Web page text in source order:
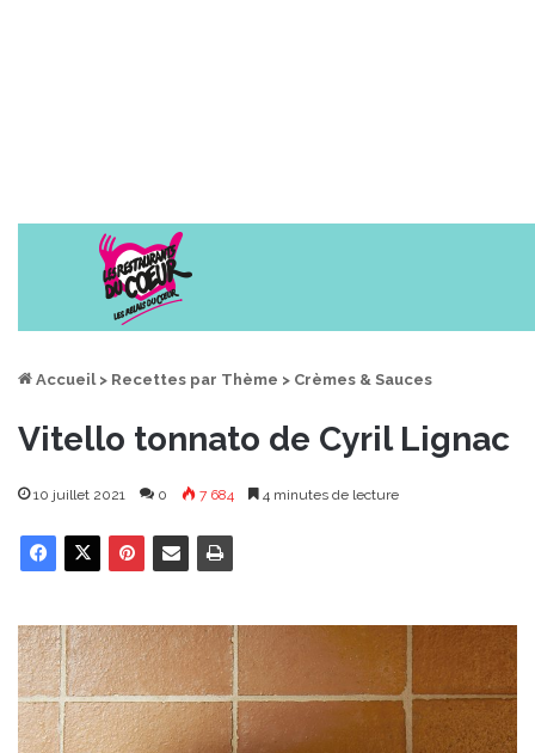
Accueil > Recettes par Thème > Crèmes & Sauces
Vitello tonnato de Cyril Lignac
10 juillet 2021 0 7 684 4 minutes de lecture